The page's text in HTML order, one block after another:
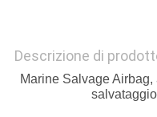
Descrizione di
Marine Salvage